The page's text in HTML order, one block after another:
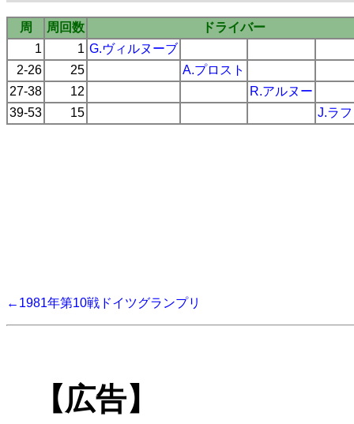
周 周回数
ドライバー
1
1 G.ヴィルヌーブ
2-26
25
A.プロスト
27-38
12
R.アルヌー
39-53
15 J.ラ
←1981年第10戦ドイツグランプリ
【広告】